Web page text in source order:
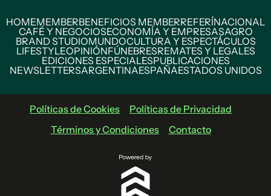
HOMEMEMBERBENEFICIOS MEMBERREFERÍNACIONAL
CAFÉ Y NEGOCIOSECONOMÍA Y EMPRESASAGRO
BRAND STUDIOMUNDOCULTURA Y ESPECTÁCULOS
LIFESTYLEOPINIÓNFÚNEBRESREMATES Y LEGALES
EDICIONES ESPECIALESPUBLICACIONES
NEWSLETTERSARGENTINAESPAÑAESTADOS UNIDOS
Políticas de Cookies
Políticas de Privacidad
Términos y Condiciones
Contacto